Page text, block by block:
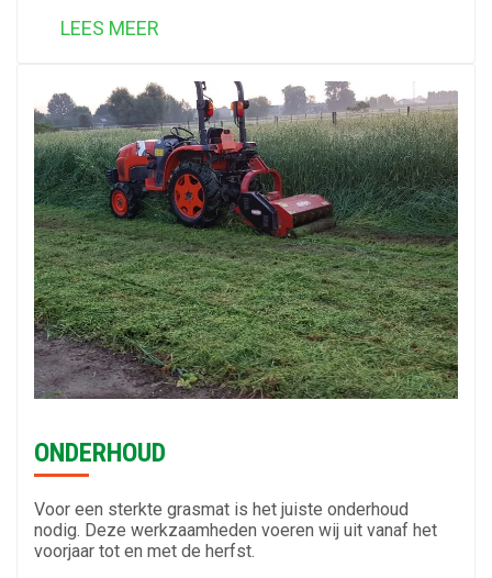
LEES MEER
ONDERHOUD
Voor een sterkte grasmat is het juiste onderhoud
nodig. Deze werkzaamheden voeren wij uit vanaf het
voorjaar tot en met de herfst.